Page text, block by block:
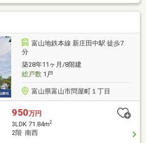
富山地鉄本線 新庄田中駅 徒歩7
分
築28年11ヶ月/8階建
総戸数1戸
富山県富山市問屋町１丁目
950万円
3LDK 71.84m2
2階 南西